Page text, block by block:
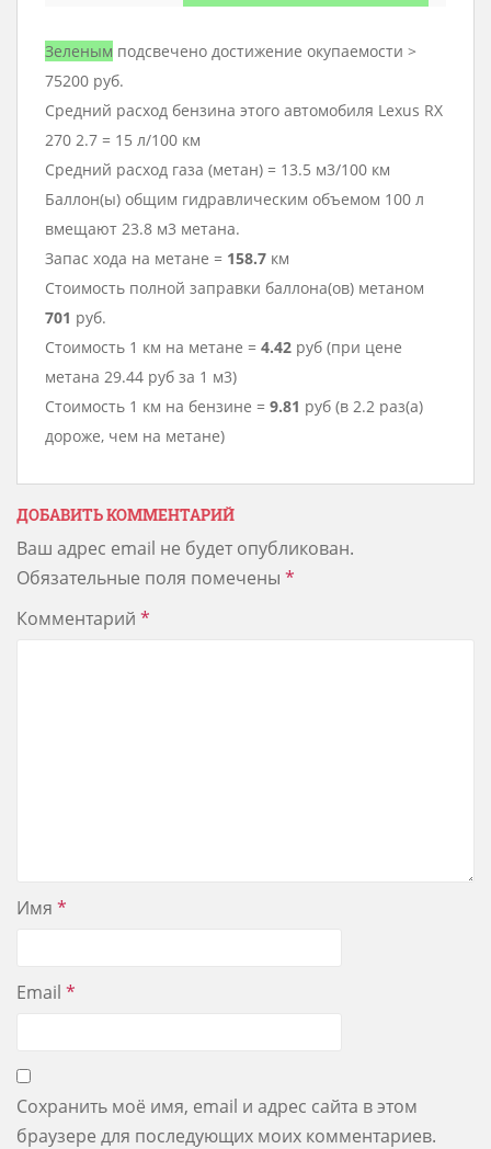
Зеленым подсвечено достижение окупаемости >
75200 руб.
Средний расход бензина этого автомобиля Lexus RX
270 2.7 = 15 л/100 км
Средний расход газа (метан) = 13.5 м3/100 км
Баллон(ы) общим гидравлическим объемом 100 л
вмещают 23.8 м3 метана.
Запас хода на метане = 158.7 км
Стоимость полной заправки баллона(ов) метаном
701 руб.
Стоимость 1 км на метане = 4.42 руб (при цене
метана 29.44 руб за 1 м3)
Стоимость 1 км на бензине = 9.81 руб (в 2.2 раз(а)
дороже, чем на метане)
ДОБАВИТЬ КОММЕНТАРИЙ
Ваш адрес email не будет опубликован.
Обязательные поля помечены *
Комментарий *
Имя *
Email *
Сохранить моё имя, email и адрес сайта в этом
браузере для последующих моих комментариев.